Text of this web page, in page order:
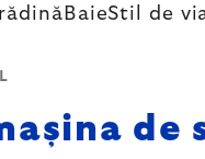
BaieStil de
de